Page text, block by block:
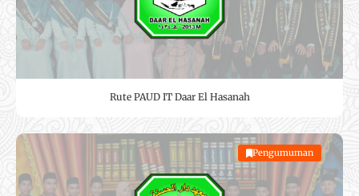
Rute PAUD IT Daar El Hasanah
Pengumuman